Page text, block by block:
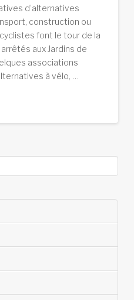
d’alternatives
construction ou
font le tour de la
aux Jardins de
associations
à vélo, …